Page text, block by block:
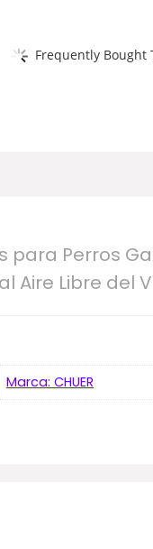
Frequently Bought
para Perros
Aire Libre del
Marca: CHUER